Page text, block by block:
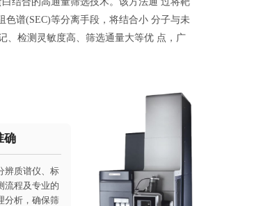
谱(SEC)等分离手段，将结合小 分子与未
、检测灵敏度高、筛选通量大等优 点，广
确
辨质谱仪、标
流程及专业的
分析，确保筛